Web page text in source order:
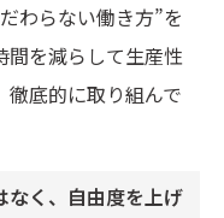
わらない働き方”を
間を減らして生産性
徹底的に取り組んで
なく、自由度を上げ